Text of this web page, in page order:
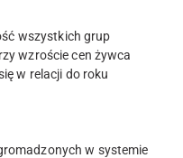
wszystkich grup
wzroście cen żywca
w relacji do roku
w systemie